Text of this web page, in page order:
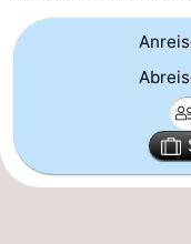
Zoutelande
Vlaanderen
-